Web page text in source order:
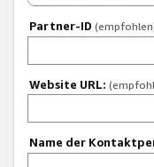
Partner-ID
Website URL:
Name der